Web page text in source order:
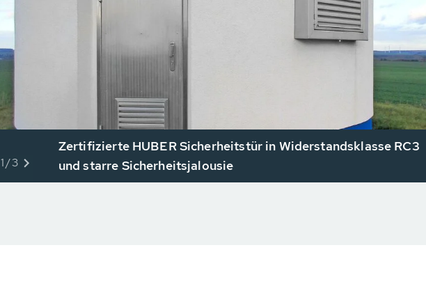
Zertifizierte HUBER Sicherheitstür in Widerstandsklasse RC3
und starre Sicherheitsjalousie
1/3